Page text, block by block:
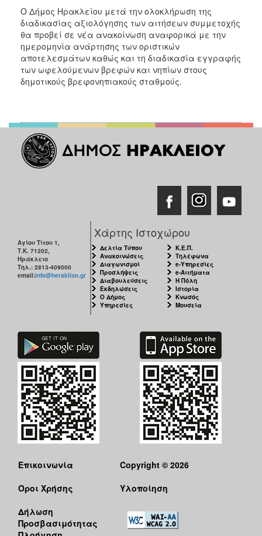
Ο Δήμος Ηρακλείου μετά την ολοκλήρωση της
διαδικασίας αξιολόγησης των αιτήσεων συμμετοχής
θα προβεί σε νέα ανακοίνωση αναφορικά με την
ημερομηνία ανάρτησης των οριστικών
αποτελεσμάτων καθώς και τη διαδικασία εγγραφής
των ωφελούμενων βρεφών και νηπίων στους
δημοτικούς βρεφονηπιακούς σταθμούς.
Αγίου Τίτου 1,
Τ.Κ. 71202,
Ηράκλειο
Τηλ.: 2813-409000
email:info@heraklion.gr
Χάρτης Ιστοχώρου
Δελτία Τύπου
Ανακοινώσεις
Διαγωνισμοί
Προσλήψεις
Διαβουλεύσεις
Εκδηλώσεις
Ο Δήμος
Υπηρεσίες
Κ.Ε.Π.
Τηλέφωνα
e-Υπηρεσίες
e-Αιτήματα
Η Πόλη
Ιστορία
Κνωσός
Μουσεία
Επικοινωνία
Όροι Χρήσης
Δήλωση
Προσβασιμότητας
Copyright © 2026
Υλοποίηση